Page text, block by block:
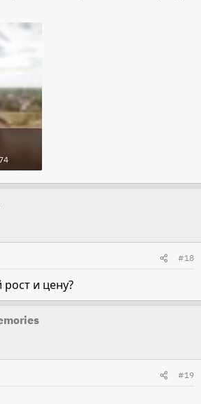
#18
и цену?
#19